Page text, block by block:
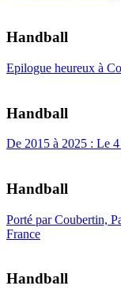
Handball
Epilogue heureux à
Handball
De 2015 à 2025 : Le
Handball
Porté par Coubertin,
France
Handball